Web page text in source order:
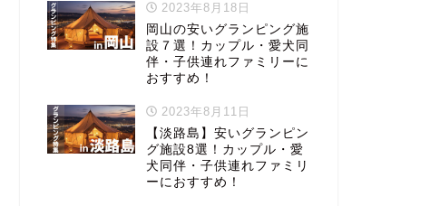
2023年8月18日
岡山の安いグランピング施
設７選！カップル・愛犬同
伴・子供連れファミリーに
おすすめ！
2023年8月11日
【淡路島】安いグランピン
グ施設8選！カップル・愛
犬同伴・子供連れファミリ
ーにおすすめ！